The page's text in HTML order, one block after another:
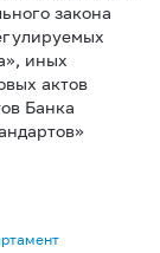
закона
иных
актов
Банка